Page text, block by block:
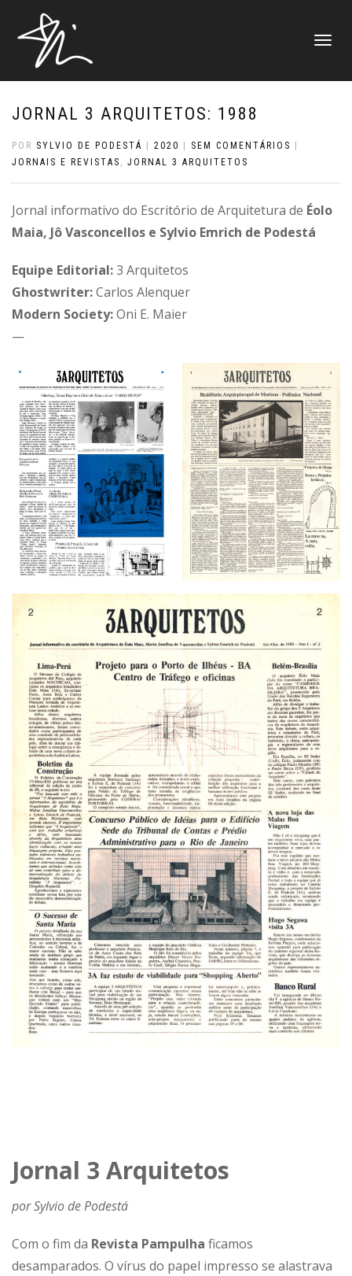
ALTERNAR
JORNAL 3 ARQUITETOS: 1988
POR SYLVIO DE PODESTÁ 2020 SEM COMENTÁRIOS
JORNAIS E REVISTAS , JORNAL 3 ARQUITETOS
Jornal informativo do Escritório de Arquitetura de Éolo
Maia, Jô Vasconcellos e Sylvio Emrich de Podestá
Equipe Editorial:3 Arquitetos
Ghostwriter:Carlos Alenquer
Modern Society:Oni E. Maier
—
Jornal 3 Arquitetos
por Sylvio de Podestá
Com o fim da Revista Pampulha ficamos
desamparados. O vírus do papel impresso se alastrava